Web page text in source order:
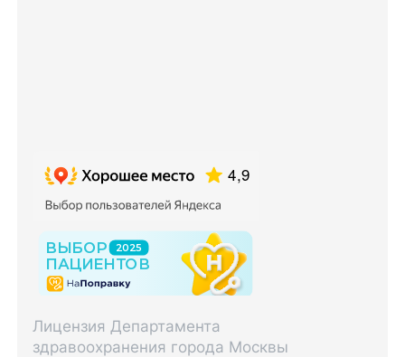
Лицензия Департамента
здравоохранения города Москвы